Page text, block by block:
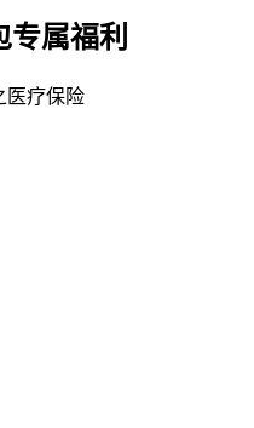
属福利